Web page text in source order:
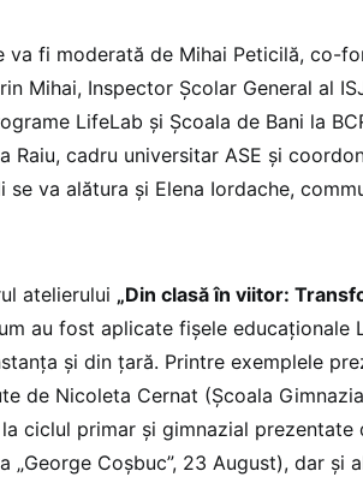
va fi moderată de Mihai Peticilă, co-
Mihai, Inspector Școlar General al
LifeLab și Școala de Bani la
Raiu, cadru universitar ASE și
va alătura și Elena Iordache,
atelierului „Din clasă în viitor:
au fost aplicate fișele educaționale
și din țară. Printre exemplele
de Nicoleta Cernat (Școala
ciclul primar și gimnazial prezentate
„George Coșbuc”, 23 August), dar și